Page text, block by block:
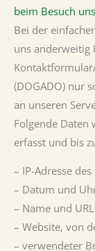
beim Besuch
Bei der
uns anderweitig
(DOGADO) nur
an unseren
Folgende
erfasst und bis
– IP-Adresse
– Datum und
– Name und
– Website, von
– verwendeter